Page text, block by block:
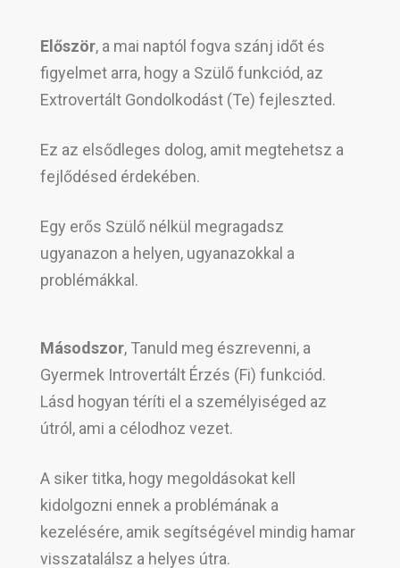
Először, a mai naptól fogva szánj időt és
figyelmet arra, hogy a Szülő funkciód, az
Extrovertált Gondolkodást (Te) fejleszted.
Ez az elsődleges dolog, amit megtehetsz a
fejlődésed érdekében.
Egy erős Szülő nélkül megragadsz
ugyanazon a helyen, ugyanazokkal a
problémákkal.
Másodszor, Tanuld meg észrevenni, a
Gyermek Introvertált Érzés (Fi) funkciód.
Lásd hogyan téríti el a személyiséged az
útról, ami a célodhoz vezet.
A siker titka, hogy megoldásokat kell
kidolgozni ennek a problémának a
kezelésére, amik segítségével mindig hamar
visszatalálsz a helyes útra.